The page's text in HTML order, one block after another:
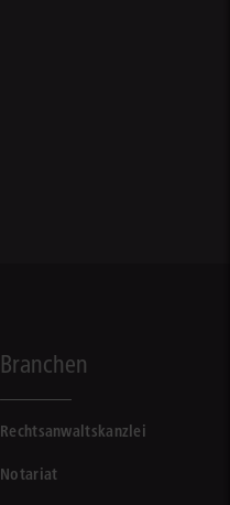
Branchen
Rechtsanwaltskanzlei
Notariat